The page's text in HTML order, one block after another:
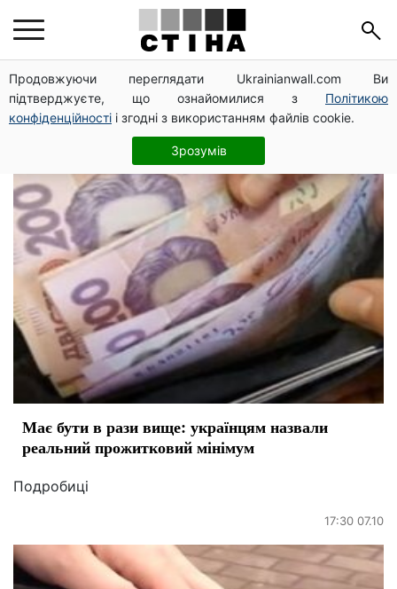
Продовжуючи переглядати Ukrainianwall.com Ви
підтверджуєте, що ознайомилися з Політикою
конфіденційності і згодні з використанням файлів cookie.
Зрозумів
прожиточный
минимум
Має бути в рази вище: українцям назвали
реальний прожитковий мінімум
Подробиці
17:30 07.10